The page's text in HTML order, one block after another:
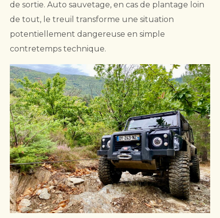
de sortie. Auto sauvetage, en cas de plantage loin
de tout, le treuil transforme une situation
potentiellement dangereuse en simple
contretemps technique.